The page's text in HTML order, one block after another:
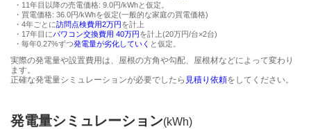
・11年目以降の売電価格: 9.0円/kWhと仮定。
・買電価格: 36.0円/kWhを仮定(一般的な家庭の買電価格)
・4年ごとに訪問点検費用2万円を計上
・17年目にパワコン交換費用 40万円を計上(20万円/台×2台)
・毎年0.27%ずつ発電量が劣化していく と仮定。
実際の発電量や設置費用は、屋根の方角や勾配、屋根材などによって変わり
ます。
正確な発電量シミュレーションが必要でしたら 見積り依頼をしてください。
発電量シミュレーション(kWh)